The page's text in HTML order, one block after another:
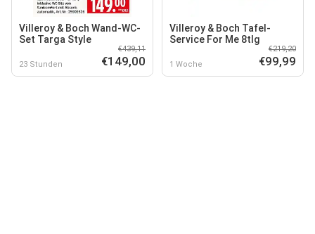
Villeroy & Boch Wand-WC-
Set Targa Style
23 Stunden
€439,11
€149,00
Villeroy & Boch Tafel-
Service For Me 8tlg
1 Woche
€219,20
€99,99